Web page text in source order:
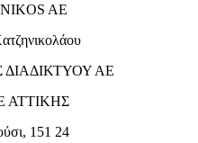
AE
ΔΙΑΔΙΚΤΥΟΥ ΑΕ
ΑΤΤΙΚΗΣ
151 24